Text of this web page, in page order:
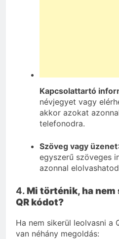
Kapcsolattartó
névjegyet vagy
akkor azokat
telefonodra.
Szöveg vagy üzenet
egyszerű szöveges
azonnal
4. Mi történik, ha
QR kódot?
Ha nem sikerül leolvasni a
van néhány megoldás: